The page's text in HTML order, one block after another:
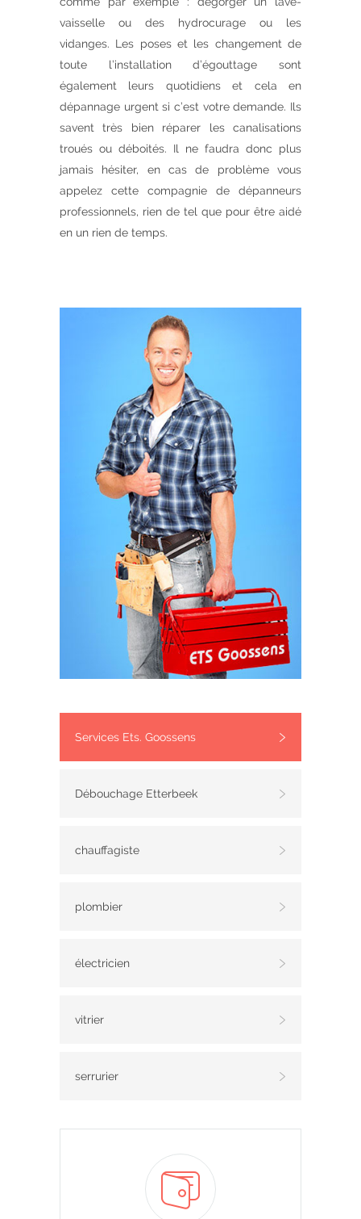
vaisselle ou des hydrocurage ou les
vidanges. Les poses et les changement de
toute l’installation d’égouttage sont
également leurs quotidiens et cela en
dépannage urgent si c’est votre demande. Ils
savent très bien réparer les canalisations
troués ou déboités. Il ne faudra donc plus
jamais hésiter, en cas de problème vous
appelez cette compagnie de dépanneurs
professionnels, rien de tel que pour être aidé
en un rien de temps.
Services Ets. Goossens
Débouchage Etterbeek
chauffagiste
plombier
électricien
vitrier
serrurier